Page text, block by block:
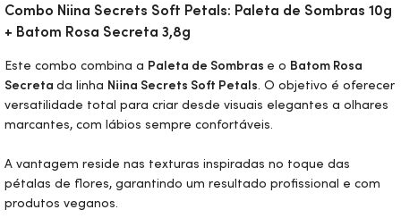
Combo Niina Secrets Soft Petals: Paleta de Sombras 10g
+ Batom Rosa Secreta 3,8g
Este combo combina a Paleta de Sombras e o Batom Rosa
Secreta da linha Niina Secrets Soft Petals. O objetivo é oferecer
versatilidade total para criar desde visuais elegantes a olhares
marcantes, com lábios sempre confortáveis.
A vantagem reside nas texturas inspiradas no toque das
pétalas de flores, garantindo um resultado profissional e com
produtos veganos.